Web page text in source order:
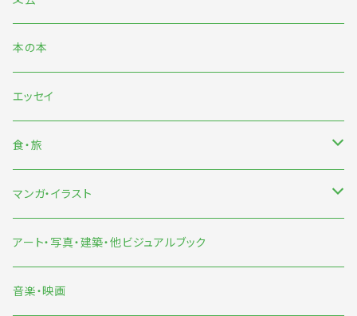
日本文芸
海外文芸
詩歌・短歌・俳句
本の本
エッセイ
食・旅
食
旅
マンガ・イラスト
マンガ
イラスト
アート・写真・建築・他ビジュアルブック
音楽・映画